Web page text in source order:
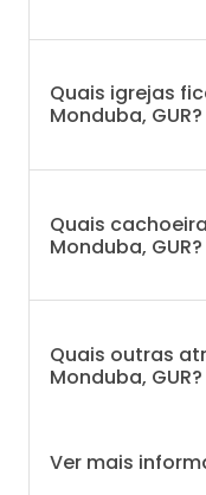
Quais igrejas
Monduba, GUR?
Quais
Monduba, GUR?
Quais outras
Monduba, GUR?
Ver mais